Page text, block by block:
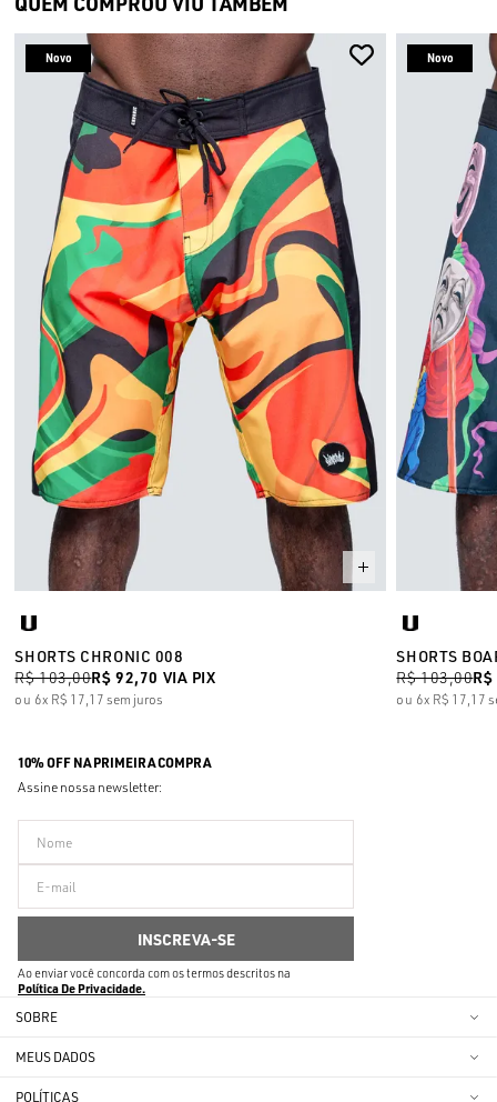
Novo
SHORTS CHRONIC 008
R$ 92,70 VIA PIX
R$ 103,00
6x R$ 17,17 sem juros
Novo
SHORTS
R$ 103,00
6x R$ 17,17
10% OFF NA PRIMEIRA COMPRA
Assine nossa newsletter:
Ao enviar você concorda com os termos descritos na
Política De Privacidade
SOBRE
MEUS DADOS
POLÍTICAS